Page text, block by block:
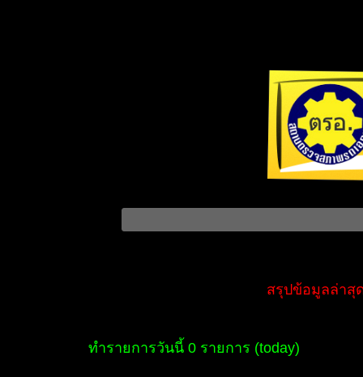
สรุปข้อมูลล่าสุ
ทำรายการวันนี้ 0 รายการ (today)